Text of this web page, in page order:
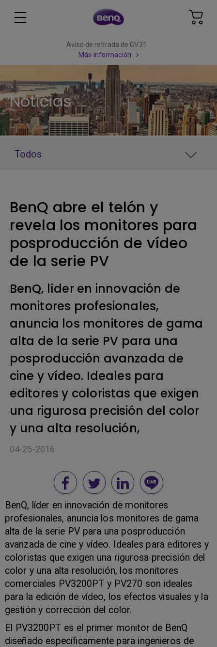
Aviso de retirada de GV31
Más información
Noticias
Todos
BenQ abre el telón y
revela los monitores para
posproducción de vídeo
de la serie PV
BenQ, líder en innovación de
monitores profesionales,
anuncia los monitores de gama
alta de la serie PV para una
posproducción avanzada de
cine y vídeo. Ideales para
editores y coloristas que exigen
una rigurosa precisión del color
y una alta resolución,
04-25-2016
BenQ, líder en innovación de monitores
profesionales, anuncia los monitores de gama
alta de la serie PV para una posproducción
avanzada de cine y vídeo. Ideales para editores y
coloristas que exigen una rigurosa precisión del
color y una alta resolución, los monitores
comerciales PV3200PT y PV270 son ideales
para la edición de vídeo, los efectos visuales y la
gestión y corrección del color.
El PV3200PT es el primer monitor de BenQ
diseñado específicamente para ingenieros de